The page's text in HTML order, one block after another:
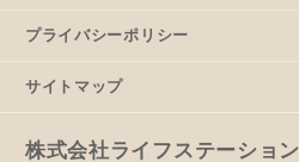
プライバシーポリシー
サイトマップ
株式会社ライフステーション